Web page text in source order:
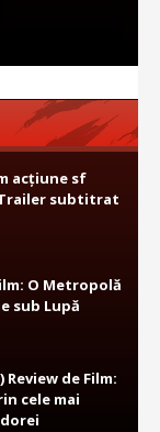
acțiune sf
Trailer subtitrat
O Metropolă
sub Lupă
Review de Film:
cele mai